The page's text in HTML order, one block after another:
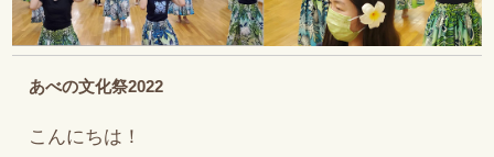
あべの文化祭2022
こんにちは！